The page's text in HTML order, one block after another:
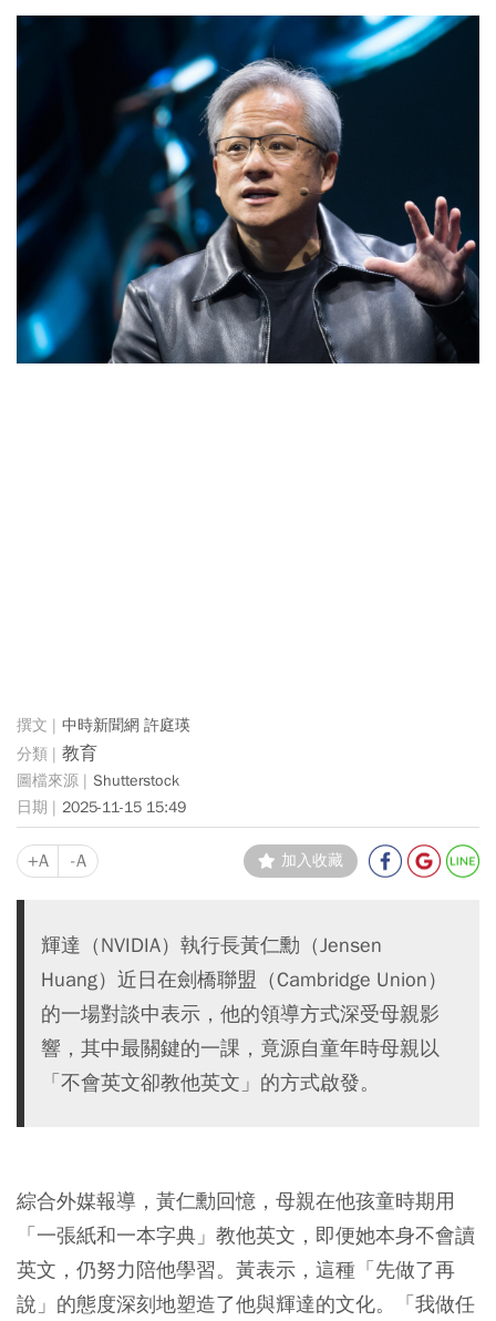
中時新聞網 許庭瑛
教育
Shutterstock
2025-11-15 15:49
+A -A 加入收藏
輝達（NVIDIA）執行長黃仁勳（Jensen
Huang）近日在劍橋聯盟（Cambridge Union）
的一場對談中表示，他的領導方式深受母親影
響，其中最關鍵的一課，竟源自童年時母親以
「不會英文卻教他英文」的方式啟發。
綜合外媒報導，黃仁勳回憶，母親在他孩童時期用
「一張紙和一本字典」教他英文，即便她本身不會讀
英文，仍努力陪他學習。黃表示，這種「先做了再
說」的態度深刻地塑造了他與輝達的文化。「我做任